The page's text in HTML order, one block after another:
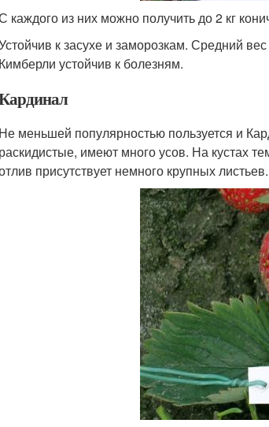
каждого из них можно получить до 2 кг
к засухе и заморозкам. Средний
Кимберли устойчив к болезням.
Не меньшей популярностью пользуется и
раскидистые, имеют много усов. На кустах
присутствует немного крупных листьев.